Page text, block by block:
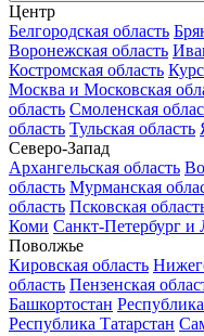
Центр
Белгородская область
Воронежская область
Костромская область
Москва и Московская
область Смоленская
область Тульская область
Северо-Запад
Архангельская область
область Мурманская
область Псковская
Коми Санкт-Петербург и
Поволжье
Кировская область
область Пензенская
Башкортостан
Республика Татарстан